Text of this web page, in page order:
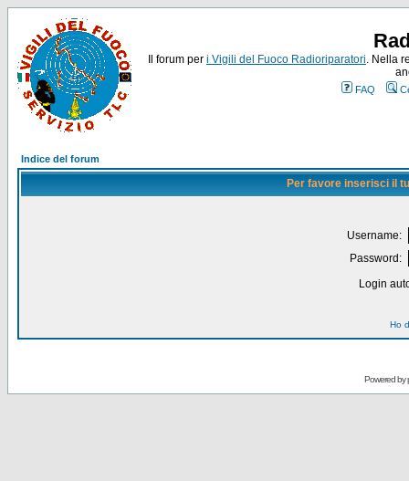
Il forum per i Vigili del Fuoco Radioriparatori. Nella
FAQ
Indice del forum
Per favore inserisci il
Username:
Password:
Login
Ho
Powered by